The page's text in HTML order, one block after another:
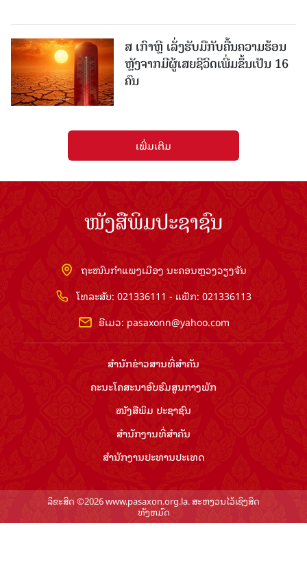
ສ ເກົາຫຼີ ເລັ່ງຮັບມືກັບຄື້ນຄວາມຮ້ອນ
ຫຼັງຈາກມີຜູ້ເສຍຊີວິດເພີ່ມຂຶ້ນເປັນ 16
ຄົນ
ເພີ່ມເຕີມ
ໜັງສືພິມປະຊາຊົນ
ຖະໜົນກຳແພງເມືອງ ນະຄອນຫຼວງວຽງຈັນ
ໂທລະສັບ: 021336111 - ແຟັກ: 021336113
ອີເມວ: pasaxonn@yahoo.com
ສຳ​ນັກ​ຂ່າວ​ສານ​ທີ່​ສຳ​ຄັນ​
ຄະນະໂຄສະນາອົບຮົມ​ສູນ​ກາງ​ພັກ
ໜັງສືພິມ ປະ​ຊາ​ຊົນ
ສຳ​ນັກ​ງານ​ທີ່​ສຳ​ຄັນ
ສຳ​ນັກ​ງານ​ປະ​ທານ​ປະ​ເທດ
ລິຂະສິດ ©2026 www.pasaxon.org.la. ສະຫງວນໄວ້ເຊິງສິດ
ທັງຫມົດ